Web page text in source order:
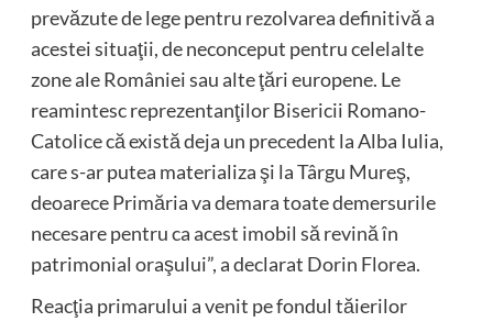
prevăzute de lege pentru rezolvarea definitivă a
acestei situaţii, de neconceput pentru celelalte
zone ale României sau alte ţări europene. Le
reamintesc reprezentanţilor Bisericii Romano-
Catolice că există deja un precedent la Alba Iulia,
care s-ar putea materializa şi la Târgu Mureş,
deoarece Primăria va demara toate demersurile
necesare pentru ca acest imobil să revină în
patrimonial oraşului”, a declarat Dorin Florea.
Reacţia primarului a venit pe fondul tăierilor